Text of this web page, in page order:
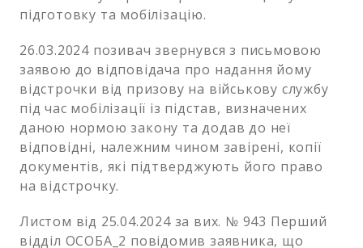
підготовку та мобілізацію.
26.03.2024 позивач звернувся з письмовою
заявою до відповідача про надання йому
відстрочки від призову на військову службу
під час мобілізації із підстав, визначених
даною нормою закону та додав до неї
відповідні, належним чином завірені, копії
документів, які підтверджують його право
на відстрочку.
Листом від 25.04.2024 за вих. № 943 Перший
відділ ОСОБА_2 повідомив заявника, що